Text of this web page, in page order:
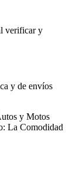
verificar y
y de envíos
y Motos
La Comodidad